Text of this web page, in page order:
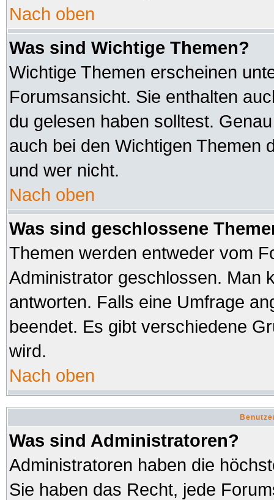
Nach oben
Was sind Wichtige Themen?
Wichtige Themen erscheinen
Forumsansicht. Sie enthalten
du gelesen haben solltest.
auch bei den Wichtigen Themen
und wer nicht.
Nach oben
Was sind geschlossene
Themen werden entweder vom
Administrator geschlossen. Man
antworten. Falls eine Umfrage
beendet. Es gibt verschiedene
wird.
Nach oben
Was sind Administratoren?
Administratoren haben die
Sie haben das Recht, jede